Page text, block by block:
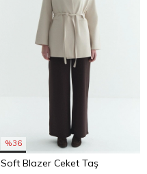
%36
Soft Blazer Ceket Taş